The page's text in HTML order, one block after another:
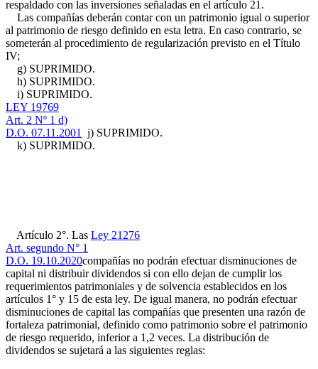
respaldado con las inversiones señaladas en el artículo 21.
Las compañías deberán contar con un patrimonio igual o superior
al patrimonio de riesgo definido en esta letra. En caso contrario, se
someterán al procedimiento de regularización previsto en el Título
IV;
g) SUPRIMIDO.
h) SUPRIMIDO.
i) SUPRIMIDO.
LEY 19769
Art. 2 Nº 1 d)
D.O. 07.11.2001
j) SUPRIMIDO.
k) SUPRIMIDO.
Artículo 2°. Las Ley 21276
Art. segundo N° 1
D.O. 19.10.2020compañías no podrán efectuar disminuciones de
capital ni distribuir dividendos si con ello dejan de cumplir los
requerimientos patrimoniales y de solvencia establecidos en los
artículos 1° y 15 de esta ley. De igual manera, no podrán efectuar
disminuciones de capital las compañías que presenten una razón de
fortaleza patrimonial, definido como patrimonio sobre el patrimonio
de riesgo requerido, inferior a 1,2 veces. La distribución de
dividendos se sujetará a las siguientes reglas: